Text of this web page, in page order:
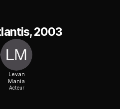
2003
Levan
Mania
Acteur